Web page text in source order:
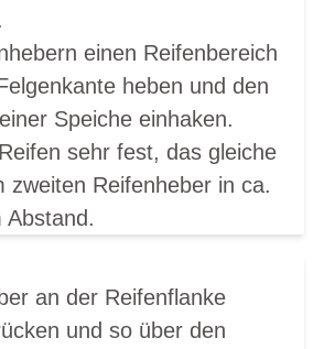
einen Reifenbereich
heben und den
Speiche einhaken.
sehr fest, das gleiche
zweiten Reifenheber in ca.
Abstand.
an der Reifenflanke
und so über den